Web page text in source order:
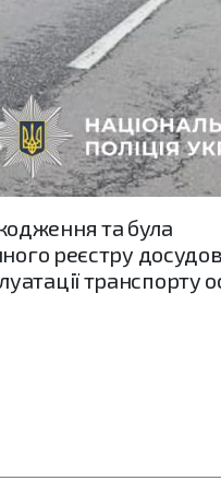
та була
реєстру
транспорту